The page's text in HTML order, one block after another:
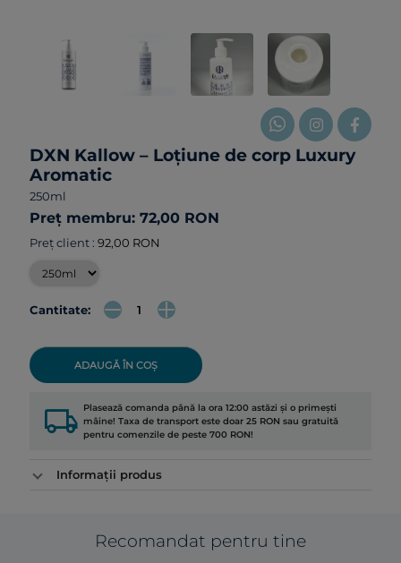
DXN Kallow – Loțiune de corp Luxury
Aromatic
250ml
Preț membru: 72,00 RON
Preț client : 92,00 RON
Cantitate:
ADAUGĂ ÎN COȘ
local_shipping Plasează comanda până la ora 12:00 astăzi și o primești
mâine! Taxa de transport este doar 25 RON sau gratuită
pentru comenzile de peste 700 RON!
Informații produs
Recomandat pentru tine